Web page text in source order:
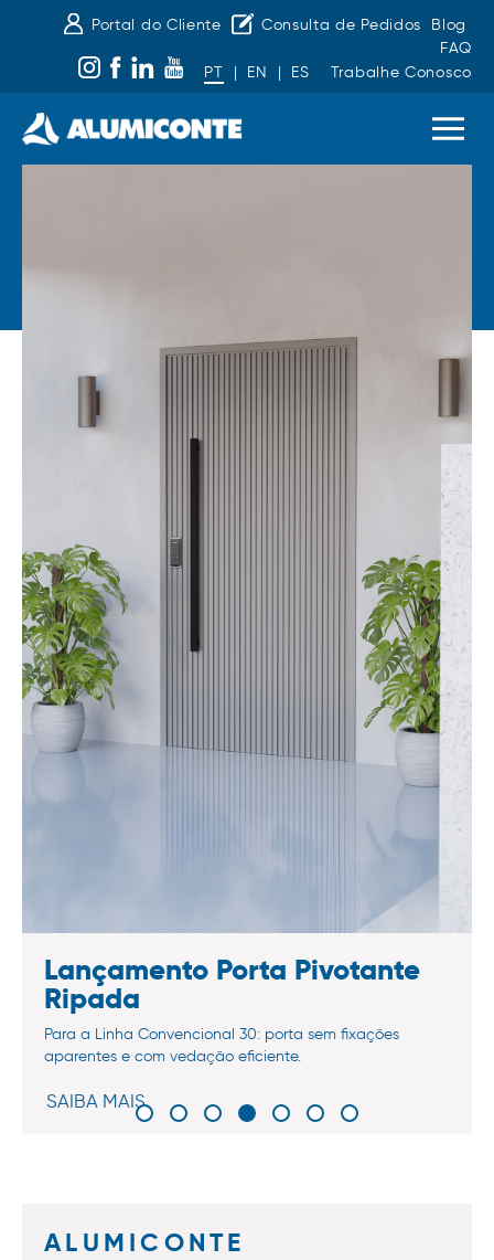
Portal do Cliente Consulta de Pedidos
Blog
FAQ
PT
| EN | ES Trabalhe Conosco
Lançamento Porta Pivotante
Ripada
Para a Linha Convencional 30: porta sem fixações
aparentes e com vedação eficiente.
SAIBA MAIS
ALUMICONTE